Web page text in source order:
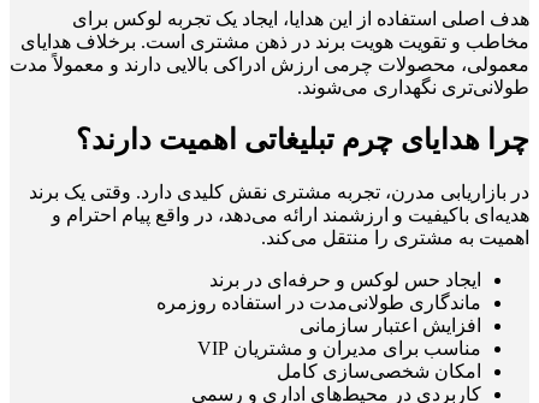
هدف اصلی استفاده از این هدایا، ایجاد یک تجربه لوکس برای
مخاطب و تقویت هویت برند در ذهن مشتری است. برخلاف هدایای
معمولی، محصولات چرمی ارزش ادراکی بالایی دارند و معمولاً مدت
طولانی‌تری نگهداری می‌شوند.
چرا هدایای چرم تبلیغاتی اهمیت دارند؟
در بازاریابی مدرن، تجربه مشتری نقش کلیدی دارد. وقتی یک برند
هدیه‌ای باکیفیت و ارزشمند ارائه می‌دهد، در واقع پیام احترام و
اهمیت به مشتری را منتقل می‌کند.
ایجاد حس لوکس و حرفه‌ای در برند
ماندگاری طولانی‌مدت در استفاده روزمره
افزایش اعتبار سازمانی
مناسب برای مدیران و مشتریان VIP
امکان شخصی‌سازی کامل
کاربردی در محیط‌های اداری و رسمی